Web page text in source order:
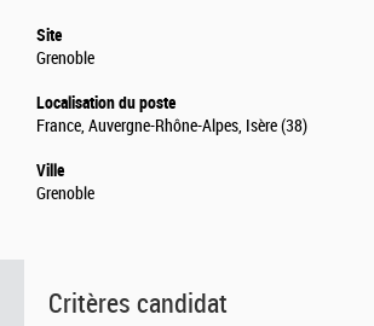
Site
Grenoble
Localisation du poste
France, Auvergne-Rhône-Alpes, Isère (38)
Ville
Grenoble
Critères candidat